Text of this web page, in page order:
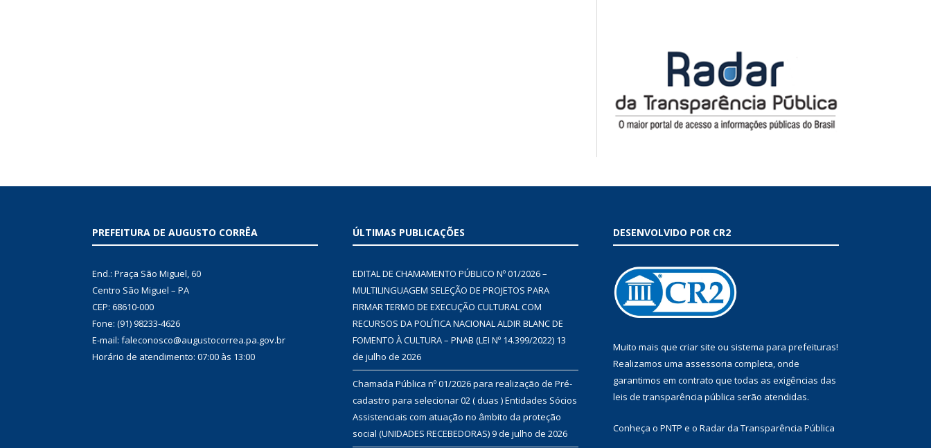
PREFEITURA DE AUGUSTO CORRÊA
End.: Praça São Miguel, 60
Centro São Miguel – PA
CEP: 68610-000
Fone: (91) 98233-4626
E-mail: faleconosco@augustocorrea.pa.gov.br
Horário de atendimento: 07:00 às 13:00
ÚLTIMAS PUBLICAÇÕES
EDITAL DE CHAMAMENTO PÚBLICO Nº 01/2026 –
MULTILINGUAGEM SELEÇÃO DE PROJETOS PARA
FIRMAR TERMO DE EXECUÇÃO CULTURAL COM
RECURSOS DA POLÍTICA NACIONAL ALDIR BLANC DE
FOMENTO À CULTURA – PNAB (LEI Nº 14.399/2022) 13
de julho de 2026
Chamada Pública nº 01/2026 para realização de Pré-
cadastro para selecionar 02 ( duas ) Entidades Sócios
Assistenciais com atuação no âmbito da proteção
social (UNIDADES RECEBEDORAS)9 de julho de 2026
DESENVOLVIDO POR CR2
Muito mais que criar site ou sistema para prefeituras!
Realizamos uma assessoria completa, onde
garantimos em contrato que todas as exigências das
leis de transparência pública serão atendidas.
Conheça o PNTP e o Radar da Transparência Pública